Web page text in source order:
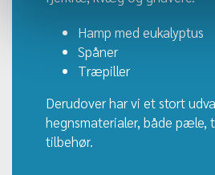
Hamp med eukalyptus
Spåner
Træpiller
Derudover har vi et stort
hegnsmaterialer, både pæle,
tilbehør.